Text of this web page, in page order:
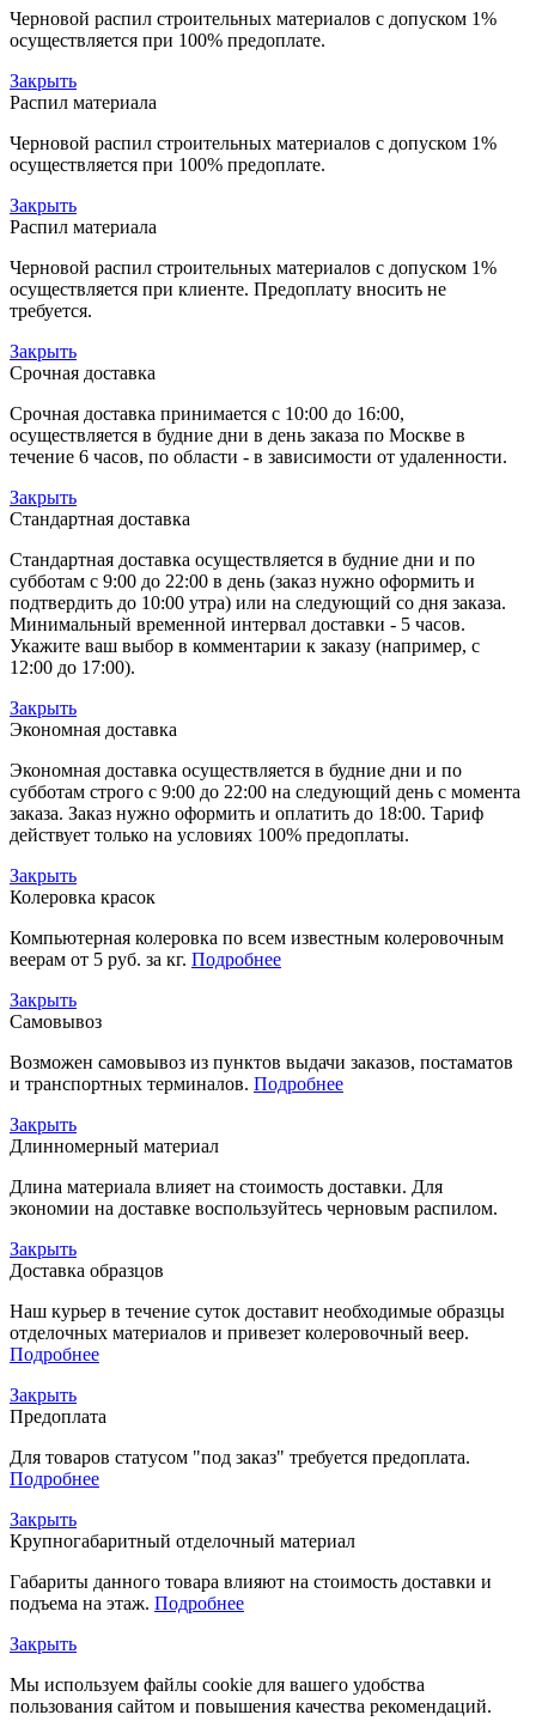
Черновой распил строительных материалов с допуском 1%
осуществляется при 100% предоплате.
Закрыть
Распил материала
Черновой распил строительных материалов с допуском 1%
осуществляется при 100% предоплате.
Закрыть
Распил материала
Черновой распил строительных материалов с допуском 1%
осуществляется при клиенте. Предоплату вносить не
требуется.
Закрыть
Срочная доставка
Срочная доставка принимается с 10:00 до 16:00,
осуществляется в будние дни в день заказа по Москве в
течение 6 часов, по области - в зависимости от удаленности.
Закрыть
Стандартная доставка
Стандартная доставка осуществляется в будние дни и по
субботам с 9:00 до 22:00 в день (заказ нужно оформить и
подтвердить до 10:00 утра) или на следующий со дня заказа.
Минимальный временной интервал доставки - 5 часов.
Укажите ваш выбор в комментарии к заказу (например, с
12:00 до 17:00).
Закрыть
Экономная доставка
Экономная доставка осуществляется в будние дни и по
субботам строго с 9:00 до 22:00 на следующий день с момента
заказа. Заказ нужно оформить и оплатить до 18:00. Тариф
действует только на условиях 100% предоплаты.
Закрыть
Колеровка красок
Компьютерная колеровка по всем известным колеровочным
веерам от 5 руб. за кг. Подробнее
Закрыть
Самовывоз
Возможен самовывоз из пунктов выдачи заказов, постаматов
и транспортных терминалов. Подробнее
Закрыть
Длинномерный материал
Длина материала влияет на стоимость доставки. Для
экономии на доставке воспользуйтесь черновым распилом.
Закрыть
Доставка образцов
Наш курьер в течение суток доставит необходимые образцы
отделочных материалов и привезет колеровочный веер.
Подробнее
Закрыть
Предоплата
Для товаров статусом "под заказ" требуется предоплата.
Подробнее
Закрыть
Крупногабаритный отделочный материал
Габариты данного товара влияют на стоимость доставки и
подъема на этаж. Подробнее
Закрыть
Мы используем файлы cookie для вашего удобства
пользования сайтом и повышения качества рекомендаций.